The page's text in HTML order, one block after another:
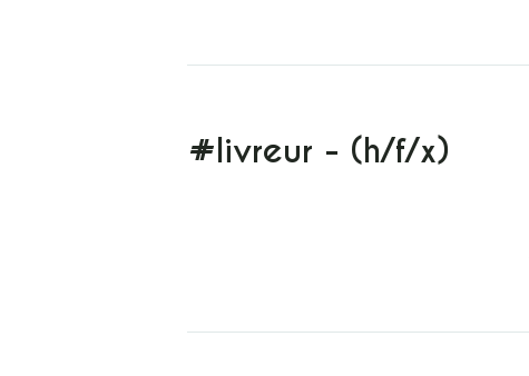
#livreur - (h/f/x)